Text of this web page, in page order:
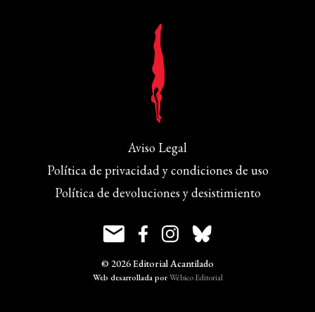
Aviso Legal
Política de privacidad y condiciones de uso
Política de devoluciones y desistimiento
© 2026 Editorial Acantilado
Web desarrollada porWébico Editorial